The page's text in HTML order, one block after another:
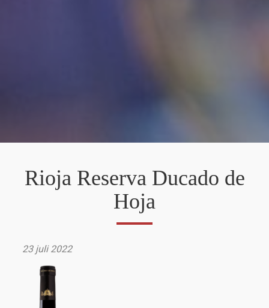
Rioja Reserva Ducado de
Hoja
23 juli 2022